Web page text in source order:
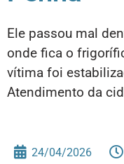
Ele passou mal
onde fica o
vítima foi
Atendimento da
24/04/2026